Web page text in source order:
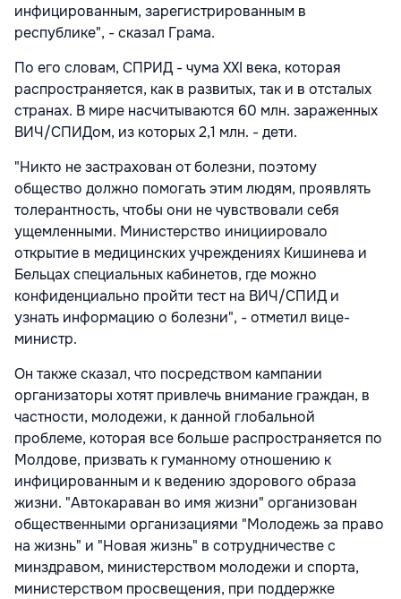
инфицированным, зарегистрированным в
республике", - сказал Грама.
По его словам, СПРИД - чума XXI века, которая
распространяется, как в развитых, так и в отсталых
странах. В мире насчитываются 60 млн. зараженных
ВИЧ/СПИДом, из которых 2,1 млн. - дети.
"Никто не застрахован от болезни, поэтому
общество должно помогать этим людям, проявлять
толерантность, чтобы они не чувствовали себя
ущемленными. Министерство инициировало
открытие в медицинских учреждениях Кишинева и
Бельцах специальных кабинетов, где можно
конфиденциально пройти тест на ВИЧ/СПИД и
узнать информацию о болезни", - отметил вице-
министр.
Он также сказал, что посредством кампании
организаторы хотят привлечь внимание граждан, в
частности, молодежи, к данной глобальной
проблеме, которая все больше распространяется по
Молдове, призвать к гуманному отношению к
инфицированным и к ведению здорового образа
жизни. "Автокараван во имя жизни" организован
общественными организациями "Молодежь за право
на жизнь" и "Новая жизнь" в сотрудничестве с
минздравом, министерством молодежи и спорта,
министерством просвещения, при поддержке